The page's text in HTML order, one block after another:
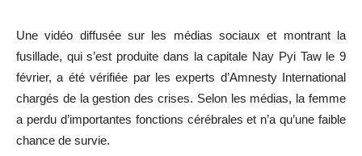
Une vidéo diffusée sur les médias sociaux et montrant la
fusillade, qui s’est produite dans la capitale Nay Pyi Taw le 9
février, a été vérifiée par les experts d’Amnesty International
chargés de la gestion des crises. Selon les médias, la femme
a perdu d’importantes fonctions cérébrales et n’a qu’une faible
chance de survie.